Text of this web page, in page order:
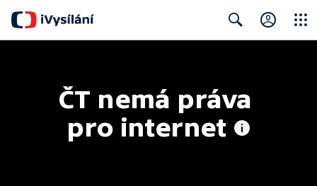
ČT nemá práva
pro internet